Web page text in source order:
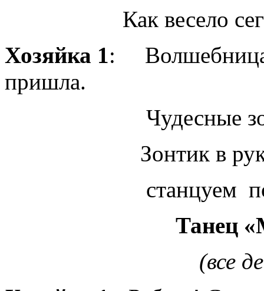
Как весело
Хозяйка 1: Волшебница
пришла.
Чудесные
Зонтик в руки
станцуем под
Танец «Мы
(все девочки